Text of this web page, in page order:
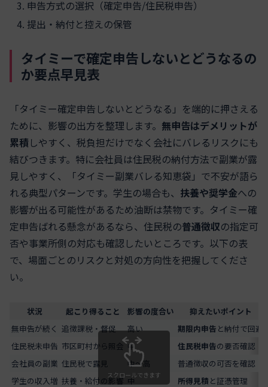
申告方式の選択（確定申告/住民税申告）
提出・納付と控えの保管
タイミーで確定申告しないとどうなるの
か要点早見表
「タイミー確定申告しないとどうなる」を端的に押さえる
ために、影響の出方を整理します。 無申告はデメリットが
累積しやすく、税負担だけでなく会社にバレるリスクにも
結びつきます。特に会社員は住民税の納付方法で副業が露
見しやすく、「タイミー副業バレる知恵袋」で不安が語ら
れる典型パターンです。学生の場合も、 扶養や奨学金への
影響が出る可能性があるため油断は禁物です。タイミー確
定申告ばれる懸念があるなら、住民税の普通徴収の指定可
否や事業所側の対応も確認したいところです。以下の表
で、場面ごとのリスクと対処の方向性を把握してくださ
い。
状況 起こり得ること 影響の度合い
抑えたいポイント
無申告が続く 追徴課税・督促 高い 期限内申告 と納付で回避
住民税未申告 市区町村から照会 中 住民税申告の要否確認
会社員の副業 住民税で露見 中〜高
普通徴収の可否を確認
学生の収入増 扶養・給付の影響 中 所得見積 と証憑管理
スクロールできます